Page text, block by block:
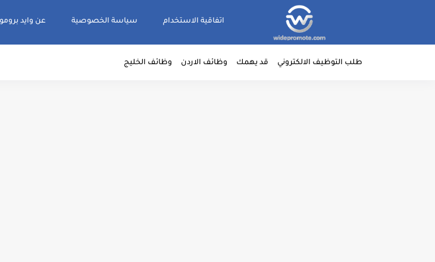
اتفاقية الاستخدام سياسة الخصوصية عن وايد
طلب التوظيف الالكتروني قد يهمك وظائف الاردن وظائف الخليج